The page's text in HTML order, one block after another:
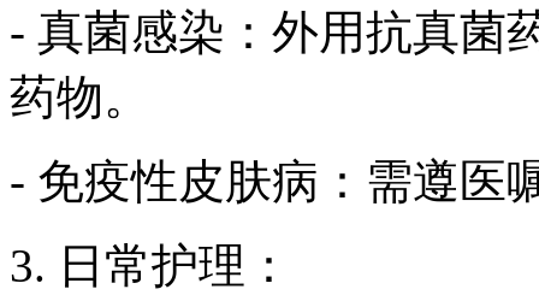
- 真菌感染：外用抗真菌
药物。
- 免疫性皮肤病：需遵医
3. 日常护理：